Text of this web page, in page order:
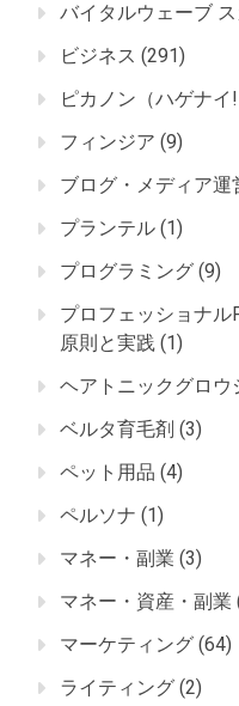
バイタルウェーブ
ビジネス (291)
ピカノン（ハゲナイ!
フィンジア (9)
ブログ・メディア運
プランテル (1)
プログラミング (9)
プロフェッショナ
原則と実践 (1)
ヘアトニックグロウ
ベルタ育毛剤 (3)
ペット用品 (4)
ペルソナ (1)
マネー・副業 (3)
マネー・資産・副業
マーケティング (64)
ライティング (2)